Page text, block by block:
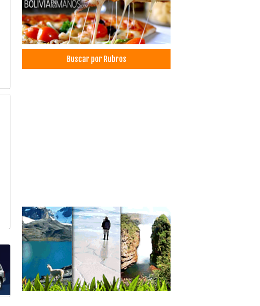
Alimentos Procesados
Distribución de Alimentos
Huevos
Industrias Alimenticias
Granjas avícolas
Pollos, Venta de
Instrumentos de medición
Sistemas de Seguridad
Soluciones Satelitales
Sistemas de vigilancia
Telepresencia
Video Conferencias
Vigilacia Electrónica
Hidrocarburos
Buscar por Rubros